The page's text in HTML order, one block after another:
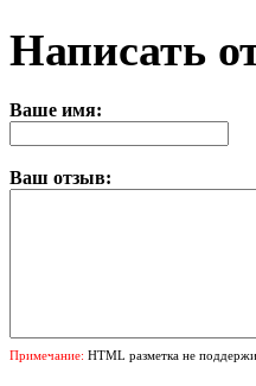
Написать
Ваше имя:
Ваш отзыв:
Примечание: HTML разметка не